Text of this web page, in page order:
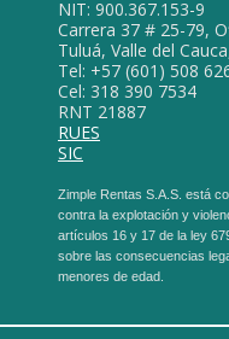
NIT: 900.367.153-9
Carrera 37 # 25-79,
Tuluá, Valle del
Tel: +57 (601) 508
Cel: 318 390 7534
RNT 21887
RUES
SIC
Zimple Rentas S.A.S. está
contra la explotación y
artículos 16 y 17 de la ley
sobre las consecuencias
menores de edad.